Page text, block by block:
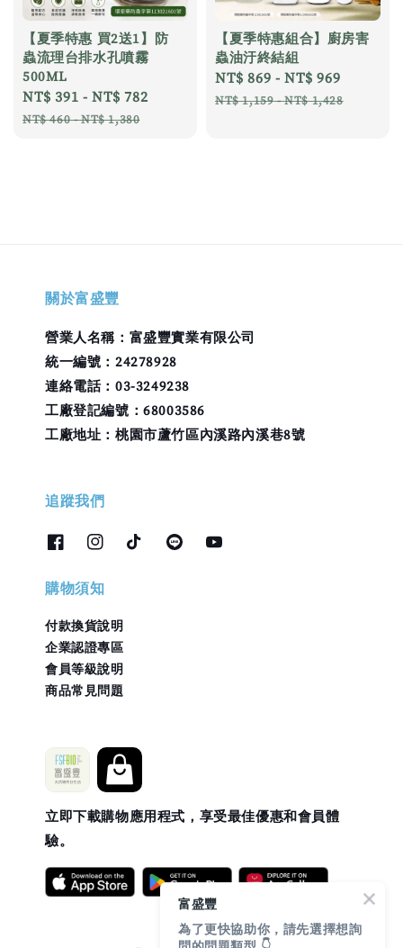
【夏季特惠 買2送1】防
蟲流理台排水孔噴霧
500ML
Sale
price
NT$ 391 -NT$ 782
NT$ 460-NT$ 1,380
【夏季特惠組合】廚房害
蟲油汙終結組
Sale
price
NT$ 869 -NT$ 969
NT$ 1,159-NT$ 1,428
關於富盛豐
營業人名稱：富盛豐實業有限公司
統一編號：24278928
連絡電話：03-3249238
工廠登記編號：68003586
工廠地址：桃園市蘆竹區內溪路內溪巷8號
追蹤我們
購物須知
付款換貨說明
企業認證專區
會員等級說明
商品常見問題
立即下載購物應用程式，享受最佳優惠和會員體
驗。
富盛豐
為了更快協助你，請先選擇想詢